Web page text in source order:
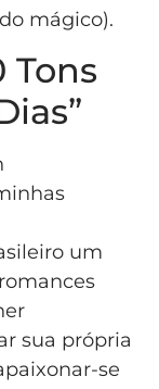
mágico).
Tons
um
sua própria
se